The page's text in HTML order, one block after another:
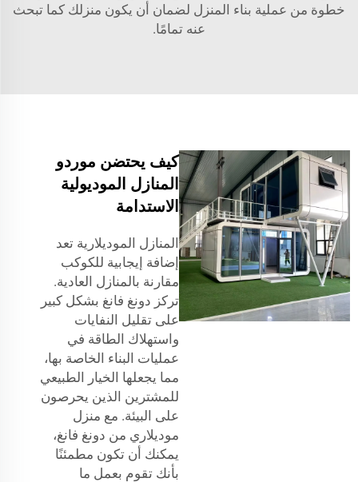
خطوة من عملية بناء المنزل لضمان أن يكون منزلك كما تبحث
عنه تمامًا.
كيف يحتضن موردو
المنازل الموديولية
الاستدامة
المنازل الموديلارية تعد
إضافة إيجابية للكوكب
مقارنة بالمنازل العادية.
تركز دونغ فانغ بشكل كبير
على تقليل النفايات
واستهلاك الطاقة في
عمليات البناء الخاصة بها،
مما يجعلها الخيار الطبيعي
للمشترين الذين يحرصون
على البيئة. مع منزل
موديلاري من دونغ فانغ،
يمكنك أن تكون مطمئنًا
بأنك تقوم بعمل ما